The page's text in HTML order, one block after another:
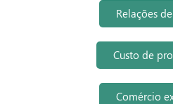
Relações
Custo de
Comércio